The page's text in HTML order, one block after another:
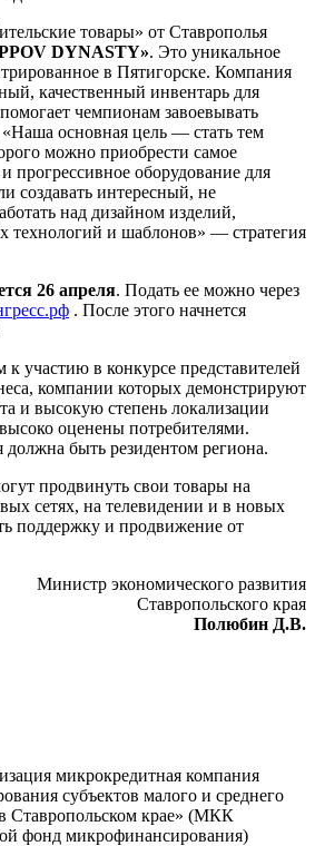
товары» от Ставрополья
DYNASTY». Это уникальное
в Пятигорске. Компания
качественный инвентарь для
чемпионам завоевывать
основная цель — стать тем
можно приобрести самое
прогрессивное оборудование для
создавать интересный, не
над дизайном изделий,
технологий и шаблонов» — стратегия
26 апреля. Подать ее можно через
. После этого начнется
участию в конкурсе представителей
компании которых демонстрируют
и высокую степень локализации
оценены потребителями.
должна быть резидентом региона.
продвинуть свои товары на
сетях, на телевидении и в новых
поддержку и продвижение от
Министр экономического развития
Ставропольского края
Полюбин Д.В.
микрокредитная компания
субъектов малого и среднего
Ставропольском крае» (МКК
фонд микрофинансирования)